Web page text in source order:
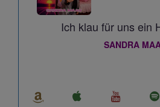
Ich klau für uns ein
SANDRA